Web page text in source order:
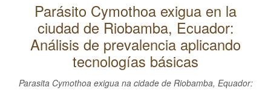
t
Parásito Cymothoa exigua en la
ciudad de Riobamba, Ecuador:
Análisis de prevalencia aplicando
tecnologías básicas
Parasita Cymothoa exigua na cidade de Riobamba, Equador: